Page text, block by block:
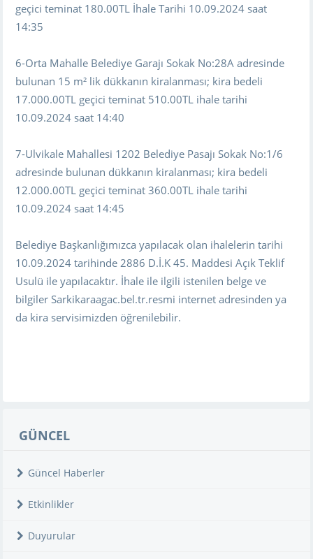
geçici teminat 180.00TL İhale Tarihi 10.09.2024 saat
14:35
6-Orta Mahalle Belediye Garajı Sokak No:28A adresinde
bulunan 15 m² lik dükkanın kiralanması; kira bedeli
17.000.00TL geçici teminat 510.00TL ihale tarihi
10.09.2024 saat 14:40
7-Ulvikale Mahallesi 1202 Belediye Pasajı Sokak No:1/6
adresinde bulunan dükkanın kiralanması; kira bedeli
12.000.00TL geçici teminat 360.00TL ihale tarihi
10.09.2024 saat 14:45
Belediye Başkanlığımızca yapılacak olan ihalelerin tarihi
10.09.2024 tarihinde 2886 D.İ.K 45. Maddesi Açık Teklif
Usulü ile yapılacaktır. İhale ile ilgili istenilen belge ve
bilgiler Sarkikaraagac.bel.tr.resmi internet adresinden ya
da kira servisimizden öğrenilebilir.
GÜNCEL
Güncel Haberler
Etkinlikler
Duyurular